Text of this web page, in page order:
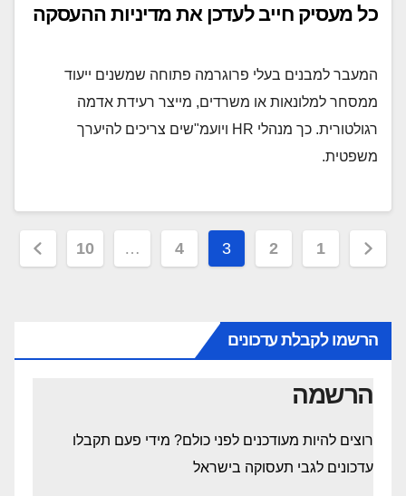
כל מעסיק חייב לעדכן את מדיניות ההעסקה
המעבר למבנים בעלי פרוגרמה פתוחה שמשנים ייעוד
ממסחר למלונאות או משרדים, מייצר רעידת אדמה
רגולטורית. כך מנהלי HR ויועמ"שים צריכים להיערך
משפטית.
Posts
1
2
3
4
…
10
הרשמו לקבלת עדכונים
הרשמה
רוצים להיות מעודכנים לפני כולם? מידי פעם תקבלו
עדכונים לגבי תעסוקה בישראל